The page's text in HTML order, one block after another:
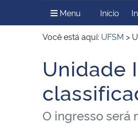
Ministério do Meio Ambiente
Secretaria de Governo
Menu MenuInício
Você está aqui: UFSM >
Início do conteúdo
Unidade
O ingresso